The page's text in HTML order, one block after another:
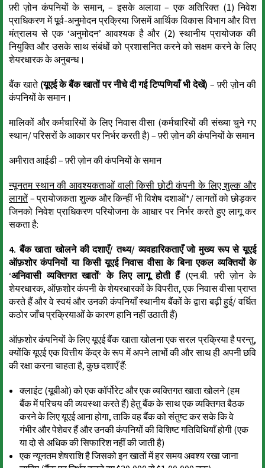
फ़्री ज़ोन कंपनियों के समान, – इसके अलावा – एक अतिरिक्त (1) निवेश
प्राधिकरण में पूर्व-अनुमोदन प्रक्रिया जिसमें आर्थिक विकास विभाग और वित्त
मंत्रालय से एक ‘अनुमोदन’ आवश्यक है और (2) स्थानीय प्रायोजक की
नियुक्ति और उसके साथ संबंधों को प्रशासनित करने को सक्षम करने के लिए
शेयरधारक के अनुबन्ध।
बैंक खाते (यूएई के बैंक खातों पर नीचे दी गई टिप्पणियाँ भी देखें) – फ़्री ज़ोन की
कंपनियों के समान।
मालिकों और कर्मचारियों के लिए निवास वीसा (कर्मचारियों की संख्या चुने गए
स्थान/ परिसरों के आकार पर निर्भर करती है) – फ़्री ज़ोन की कंपनियों के समान
अमीरात आईडी – फ़्री ज़ोन की कंपनियों के समान
न्यूनतम स्थान की आवश्यकताओं वाली किसी छोटी कंपनी के लिए शुल्क और
लागतें– प्रायोजकता शुल्क और किन्हीं भी विशेष दशाओं*/ लागतों को छोड़कर
जिनको निवेश प्राधिकरण परियोजना के आधार पर निर्भर करते हुए लागू कर
सकता है:
4. बैंक खाता खोलने की दशाएँ/ तथ्य/ व्यवहारिकताएँ जो मुख्य रूप से यूएई
ऑफ़शोर कंपनियों या किसी यूएई निवास वीसा के बिना एकल व्यक्तियों के
‘अनिवासी व्यक्तिगत खातों’ के लिए लागू होती हैं(एन.बी. फ़्री ज़ोन के
शेयरधारक, ऑफ़शोर कंपनी के शेयरधारकों के विपरीत, एक निवास वीसा प्राप्त
करते हैं और वे स्वयं और उनकी कंपनियाँ स्थानीय बैंकों के द्वारा बढ़ी हुई/ वर्धित
कठोर जाँच प्रक्रियाओं के कारण हानि नहीं उठाती हैं)
ऑफ़शोर कंपनियों के लिए यूएई बैंक खाता खोलना एक सरल प्रक्रिया है परन्तु,
क्योंकि यूएई एक वित्तीय केंद्र के रूप में अपने लाभों की और साथ ही अपनी छवि
की रक्षा करना चाहता है, कुछ दशाएँ हैं:
क्लाइंट (यूबीओ) को एक कॉर्पोरेट और एक व्यक्तिगत खाता खोलने (हम
बैंक में परिचय की व्यवस्था करते हैं) हेतु बैंक के साथ एक व्यक्तिगत बैठक
करने के लिए यूएई आना होगा, ताकि वह बैंक को संतुष्ट कर सके कि वे
गंभीर और पेशेवर हैं और उनकी कंपनियों की विशिष्ट गतिविधियाँ होगी (एक
या दो से अधिक की सिफारिश नहीं की जाती है)
एक न्यूनतम शेषराशि है जिसको इन खातों में हर समय अवश्य रखा जाना